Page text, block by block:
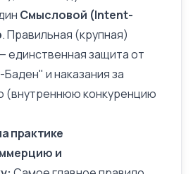
Смысловой (Intent-
. Правильная (крупная)
единственная защита от
Баден" и наказания за
(внутреннюю конкуренцию
практике
и